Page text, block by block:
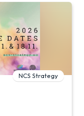
NCS Strategy